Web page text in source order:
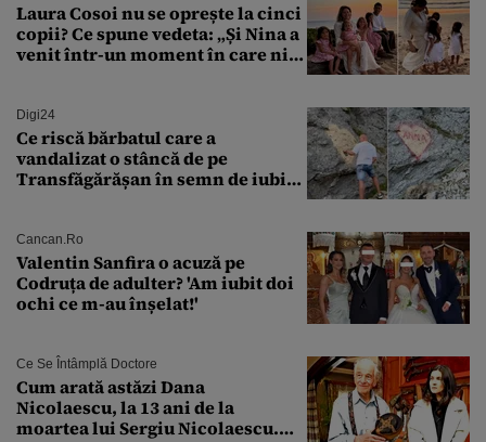
Laura Cosoi nu se oprește la cinci
copii? Ce spune vedeta: „Și Nina a
venit într-un moment în care nici
Digi24
Ce riscă bărbatul care a
vandalizat o stâncă de pe
Transfăgărășan în semn de iubire
Cancan.ro
Valentin Sanfira o acuză pe
Codruța de adulter? 'Am iubit doi
ochi ce m-au înșelat!'
Ce Se Întâmplă Doctore
Cum arată astăzi Dana
Nicolaescu, la 13 ani de la
moartea lui Sergiu Nicolaescu.